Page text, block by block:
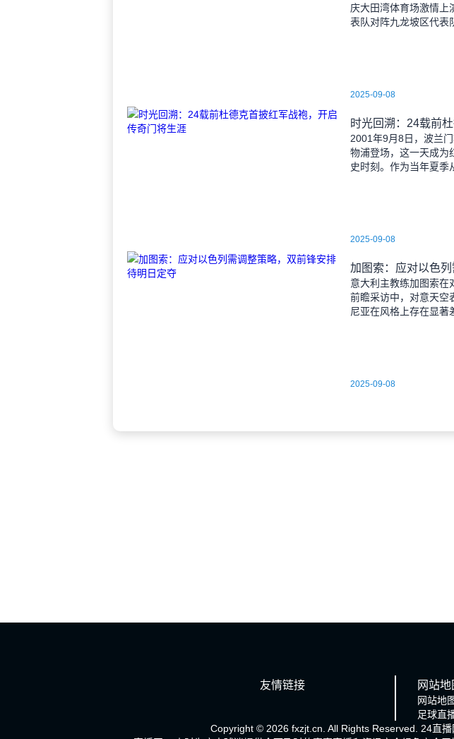
庆大田湾体育场激情上
表队对阵九龙坡区代表
2025-09-08
2001年9月8日，波兰
物浦登场，这一天成为
史时刻。作为当年夏季
2025-09-08
意大利主教练加图索在
前瞻采访中，对意天空
尼亚在风格上存在显著
2025-09-08
友情链接 网站地
网站地
足球直
Copyright © 2026 fxzjt.cn. All Rights Reserved. 24直播